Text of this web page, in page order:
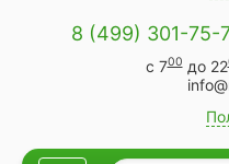
8 (499) 301-75-
с 700до 22